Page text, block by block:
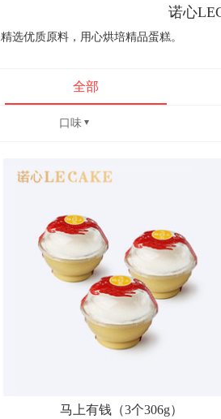
诺心
精选优质原料，用心烘培精品蛋糕。
全部
口味
马上有钱（3个306g）